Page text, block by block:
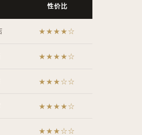
性价比
★★★★☆
★★★★☆
★★★☆☆
★★★★☆
★★★☆☆